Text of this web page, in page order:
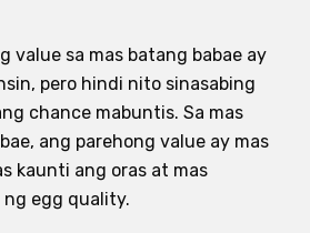
value sa mas batang babae ay
pero hindi nito sinasabing
chance mabuntis. Sa mas
ang parehong value ay mas
kaunti ang oras at mas
ng egg quality.